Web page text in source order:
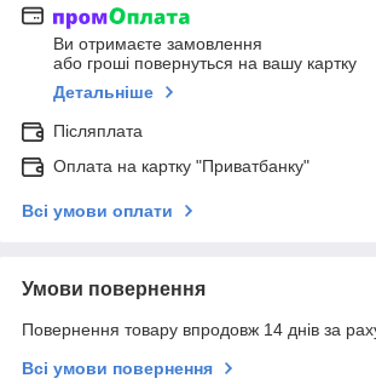
Ви отримаєте замовлення
або гроші повернуться на вашу картку
Детальніше
Післяплата
Оплата на картку "Приватбанку"
Всі умови оплати
Умови повернення
Повернення товару впродовж 14 днів за
Всі умови повернення